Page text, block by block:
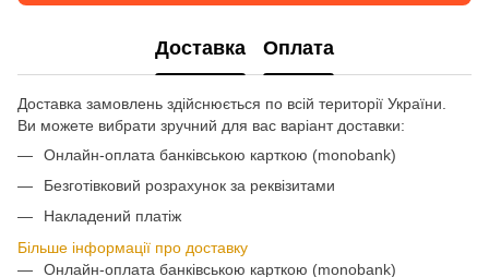
Доставка Оплата
Доставка замовлень здійснюється по всій території України.
Ви можете вибрати зручний для вас варіант доставки:
Онлайн-оплата банківською карткою (monobank)
Безготівковий розрахунок за реквізитами
Накладений платіж
Більше інформації про доставку
Онлайн-оплата банківською карткою (monobank)